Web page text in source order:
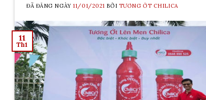
ĐÃ ĐĂNG NGÀY11/01/2021 BỞI TƯƠNG ỚT CHILICA
11
Th1